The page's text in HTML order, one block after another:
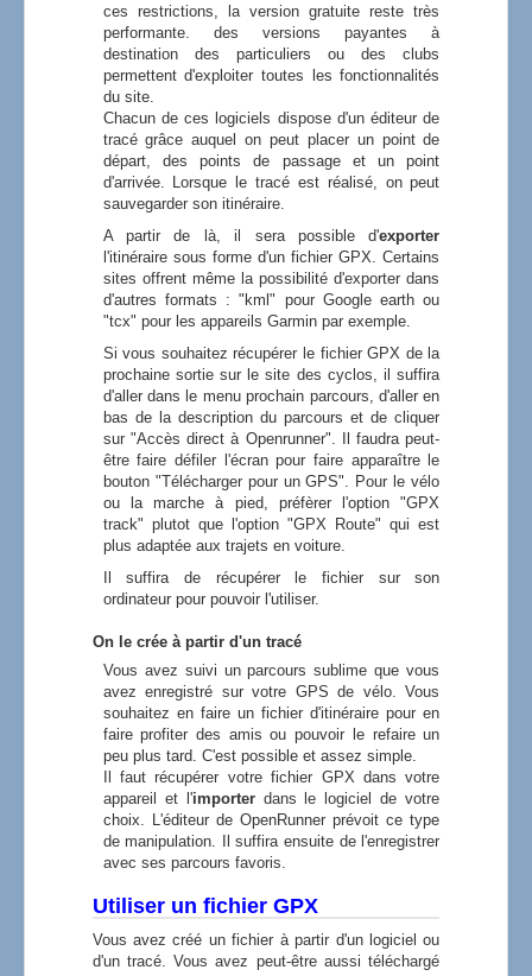
ces restrictions, la version gratuite reste très
performante. des versions payantes à
destination des particuliers ou des clubs
permettent d'exploiter toutes les fonctionnalités
du site.
Chacun de ces logiciels dispose d'un éditeur de
tracé grâce auquel on peut placer un point de
départ, des points de passage et un point
d'arrivée. Lorsque le tracé est réalisé, on peut
sauvegarder son itinéraire.
A partir de là, il sera possible d'exporter
l'itinéraire sous forme d'un fichier GPX. Certains
sites offrent même la possibilité d'exporter dans
d'autres formats : "kml" pour Google earth ou
"tcx" pour les appareils Garmin par exemple.
Si vous souhaitez récupérer le fichier GPX de la
prochaine sortie sur le site des cyclos, il suffira
d'aller dans le menu prochain parcours, d'aller en
bas de la description du parcours et de cliquer
sur "Accès direct à Openrunner". Il faudra peut-
être faire défiler l'écran pour faire apparaître le
bouton "Télécharger pour un GPS". Pour le vélo
ou la marche à pied, préfèrer l'option "GPX
track" plutot que l'option "GPX Route" qui est
plus adaptée aux trajets en voiture.
Il suffira de récupérer le fichier sur son
ordinateur pour pouvoir l'utiliser.
On le crée à partir d'un tracé
Vous avez suivi un parcours sublime que vous
avez enregistré sur votre GPS de vélo. Vous
souhaitez en faire un fichier d'itinéraire pour en
faire profiter des amis ou pouvoir le refaire un
peu plus tard. C'est possible et assez simple.
Il faut récupérer votre fichier GPX dans votre
appareil et l'importerdans le logiciel de votre
choix. L'éditeur de OpenRunner prévoit ce type
de manipulation. Il suffira ensuite de l'enregistrer
avec ses parcours favoris.
Utiliser un fichier GPX
Vous avez créé un fichier à partir d'un logiciel ou
d'un tracé. Vous avez peut-être aussi téléchargé